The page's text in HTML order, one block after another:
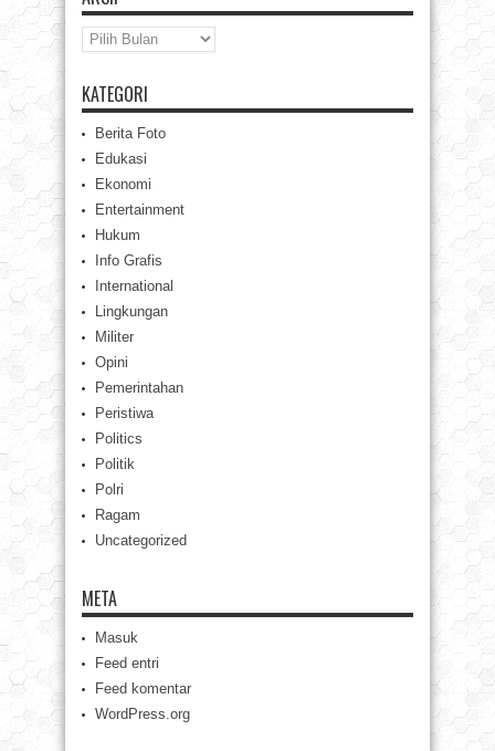
Arsip
KATEGORI
Berita Foto
Edukasi
Ekonomi
Entertainment
Hukum
Info Grafis
International
Lingkungan
Militer
Opini
Pemerintahan
Peristiwa
Politics
Politik
Polri
Ragam
Uncategorized
META
Masuk
Feed entri
Feed komentar
WordPress.org